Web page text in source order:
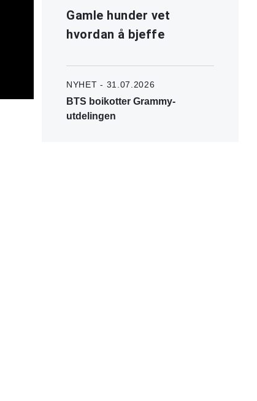
Gamle hunder vet
hvordan å bjeffe
NYHET - 31.07.2026
BTS boikotter Grammy-
utdelingen